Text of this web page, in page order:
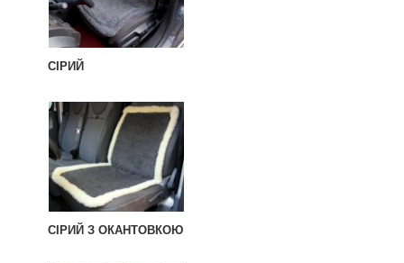
СІРИЙ
СІРИЙ З ОКАНТОВКОЮ